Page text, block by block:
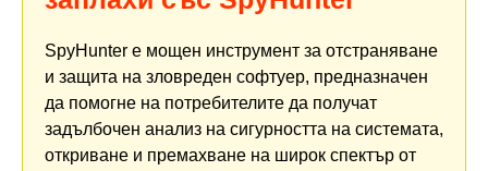
SpyHunter е мощен инструмент за отстраняване
и защита на зловреден софтуер, предназначен
да помогне на потребителите да получат
задълбочен анализ на сигурността на системата,
откриване и премахване на широк спектър от